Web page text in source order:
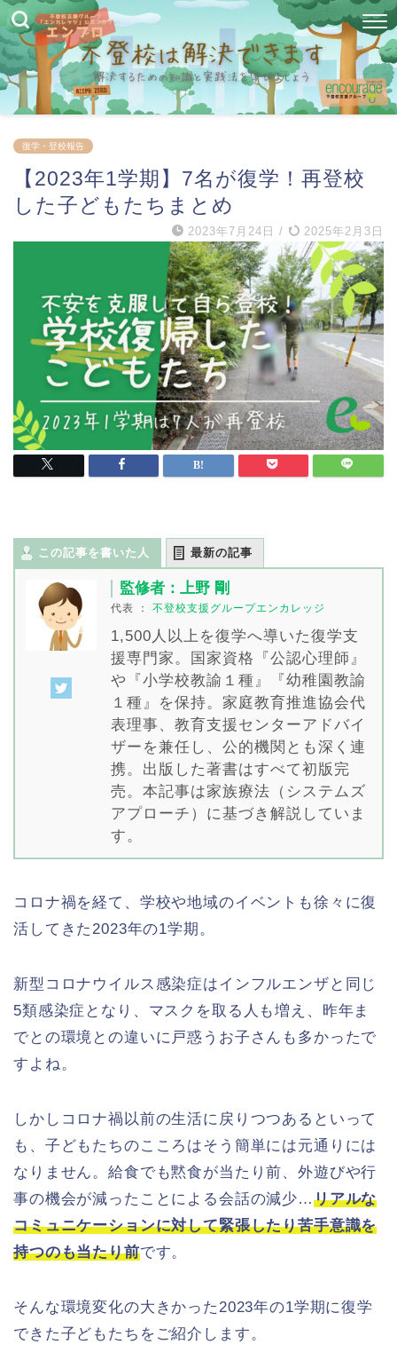
復学・登校報告
【2023年1学期】7名が復学！再登校
した子どもたちまとめ
2023年7月24日 / 2025年2月3日
この記事を書いた人 最新の記事
監修者：上野 剛
代表 ： 不登校支援グループエンカレッジ
1,500人以上を復学へ導いた復学支
援専門家。国家資格『公認心理師』
や『小学校教諭１種』『幼稚園教諭
１種』を保持。家庭教育推進協会代
表理事、教育支援センターアドバイ
ザーを兼任し、公的機関とも深く連
携。出版した著書はすべて初版完
売。本記事は家族療法（システムズ
アプローチ）に基づき解説していま
す。
コロナ禍を経て、学校や地域のイベントも徐々に復
活してきた2023年の1学期。
新型コロナウイルス感染症はインフルエンザと同じ
5類感染症となり、マスクを取る人も増え、昨年ま
でとの環境との違いに戸惑うお子さんも多かったで
すよね。
しかしコロナ禍以前の生活に戻りつつあるといって
も、子どもたちのこころはそう簡単には元通りには
なりません。給食でも黙食が当たり前、外遊びや行
事の機会が減ったことによる会話の減少…リアルな
コミュニケーションに対して緊張したり苦手意識を
持つのも当たり前です。
そんな環境変化の大きかった2023年の1学期に復学
できた子どもたちをご紹介します。